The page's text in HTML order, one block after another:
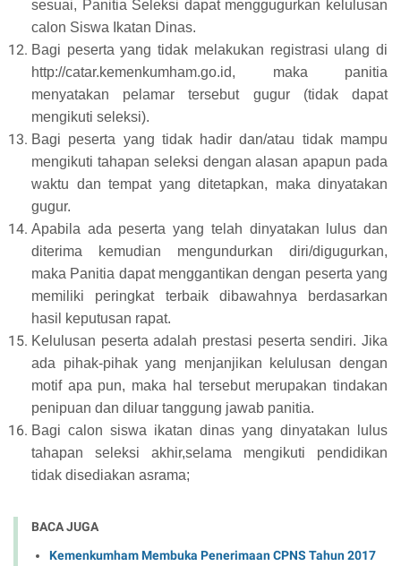
sesuai, Panitia Seleksi dapat menggugurkan kelulusan
calon Siswa Ikatan Dinas.
Bagi peserta yang tidak melakukan registrasi ulang di
http://catar.kemenkumham.go.id, maka panitia
menyatakan pelamar tersebut gugur (tidak dapat
mengikuti seleksi).
Bagi peserta yang tidak hadir dan/atau tidak mampu
mengikuti tahapan seleksi dengan alasan apapun pada
waktu dan tempat yang ditetapkan, maka dinyatakan
gugur.
Apabila ada peserta yang telah dinyatakan lulus dan
diterima kemudian mengundurkan diri/digugurkan,
maka Panitia dapat menggantikan dengan peserta yang
memiliki peringkat terbaik dibawahnya berdasarkan
hasil keputusan rapat.
Kelulusan peserta adalah prestasi peserta sendiri. Jika
ada pihak-pihak yang menjanjikan kelulusan dengan
motif apa pun, maka hal tersebut merupakan tindakan
penipuan dan diluar tanggung jawab panitia.
Bagi calon siswa ikatan dinas yang dinyatakan lulus
tahapan seleksi akhir,selama mengikuti pendidikan
tidak disediakan asrama;
BACA JUGA
Kemenkumham Membuka Penerimaan CPNS Tahun 2017